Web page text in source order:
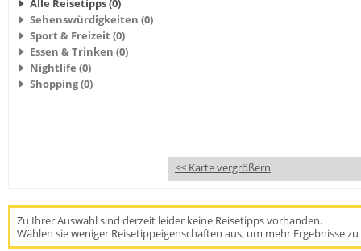
Alle Reisetipps (0)
Sehenswürdigkeiten (0)
Sport & Freizeit (0)
Essen & Trinken (0)
Nightlife (0)
Shopping (0)
<< Karte vergrößern
Zu Ihrer Auswahl sind derzeit leider keine Reisetipps vorhanden.
Wählen sie weniger Reisetippeigenschaften aus, um mehr Ergebnisse